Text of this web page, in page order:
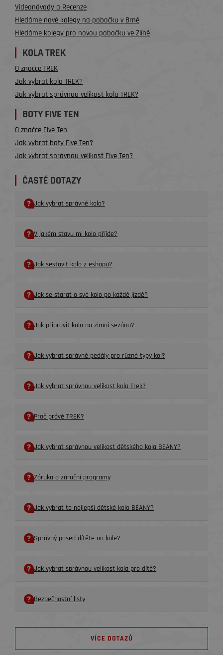
Videonávody a Recenze
Hledáme nové kolegy na pobočku v Brně
Hledáme kolegy pro novou pobočku ve Zlíně
KOLA TREK
O značce TREK
Jak vybrat kolo TREK?
Jak vybrat správnou velikost kola TREK?
BOTY FIVE TEN
O značce Five Ten
Jak vybrat boty Five Ten?
Jak vybrat správnou velikost Five Ten?
ČASTÉ DOTAZY
Jak vybrat správné kolo?
V jakém stavu mi kolo příjde?
Jak sestavit kolo z eshopu?
Jak se starat o své kolo po každé jízdě?
Jak připravit kolo na zimní sezónu?
Jak vybrat správné pedály pro různé typy kol?
Jak vybrat správnou velikost kola Trek?
Proč právě TREK?
Jak vybrat správnou velikost dětského kola BEANY?
Záruka a záruční programy
Jak vybrat to nejlepší dětské kolo BEANY?
Správný posed dítěte na kole?
Jak vybrat správnou velikost kola pro dítě?
Bezpečnostní listy
VÍCE DOTAZŮ